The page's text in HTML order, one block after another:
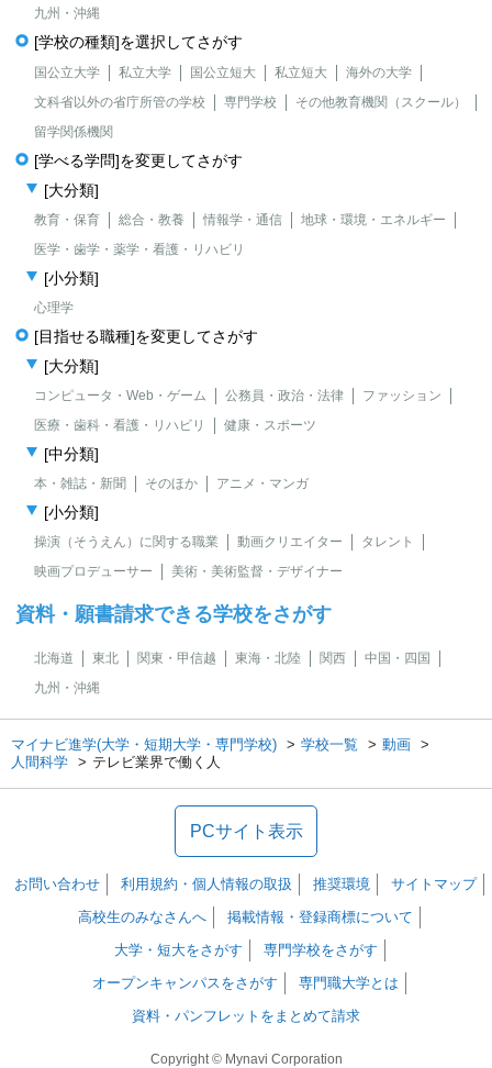
九州・沖縄
[学校の種類]を選択してさがす
国公立大学 私立大学 国公立短大 私立短大
海外の大学
文科省以外の省庁所管の学校
専門学校
その他教育機関（スクール）
留学関係機関
[学べる学問]を変更してさがす
[大分類]
教育・保育 総合・教養 情報学・通信
地球・環境・エネルギー
医学・歯学・薬学・看護・リハビリ
[小分類]
心理学
[目指せる職種]を変更してさがす
[大分類]
コンピュータ・Web・ゲーム 公務員・政治・法律
ファッション
医療・歯科・看護・リハビリ
健康・スポーツ
[中分類]
本・雑誌・新聞 そのほか アニメ・マンガ
[小分類]
操演（そうえん）に関する職業 動画クリエイター
タレント
映画プロデューサー
美術・美術監督・デザイナー
資料・願書請求できる学校をさがす
北海道 東北 関東・甲信越 東海・北陸 関西
中国・四国
九州・沖縄
マイナビ進学(大学・短期大学・専門学校) 学校一覧
動画
人間科学
テレビ業界で働く人
PCサイト表示
お問い合わせ 利用規約・個人情報の取扱 推奨環境
サイトマップ
高校生のみなさんへ
掲載情報・登録商標について
大学・短大をさがす
専門学校をさがす
オープンキャンパスをさがす
専門職大学とは
資料・パンフレットをまとめて請求
Copyright © Mynavi Corporation